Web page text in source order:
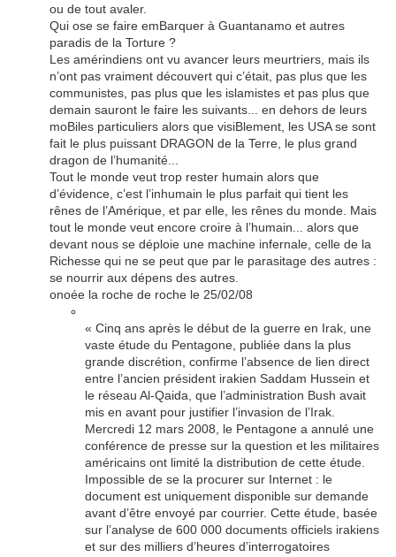
ou de tout avaler.
Qui ose se faire emBarquer à Guantanamo et autres
paradis de la Torture ?
Les amérindiens ont vu avancer leurs meurtriers, mais ils
n’ont pas vraiment découvert qui c’était, pas plus que les
communistes, pas plus que les islamistes et pas plus que
demain sauront le faire les suivants... en dehors de leurs
moBiles particuliers alors que visiBlement, les USA se sont
fait le plus puissant DRAGON de la Terre, le plus grand
dragon de l’humanité...
Tout le monde veut trop rester humain alors que
d’évidence, c’est l’inhumain le plus parfait qui tient les
rênes de l’Amérique, et par elle, les rênes du monde. Mais
tout le monde veut encore croire à l’humain... alors que
devant nous se déploie une machine infernale, celle de la
Richesse qui ne se peut que par le parasitage des autres :
se nourrir aux dépens des autres.
onoée la roche de roche le 25/02/08
« Cinq ans après le début de la guerre en Irak, une
vaste étude du Pentagone, publiée dans la plus
grande discrétion, confirme l’absence de lien direct
entre l’ancien président irakien Saddam Hussein et
le réseau Al-Qaida, que l’administration Bush avait
mis en avant pour justifier l’invasion de l’Irak.
Mercredi 12 mars 2008, le Pentagone a annulé une
conférence de presse sur la question et les militaires
américains ont limité la distribution de cette étude.
Impossible de se la procurer sur Internet : le
document est uniquement disponible sur demande
avant d’être envoyé par courrier. Cette étude, basée
sur l’analyse de 600 000 documents officiels irakiens
et sur des milliers d’heures d’interrogatoires